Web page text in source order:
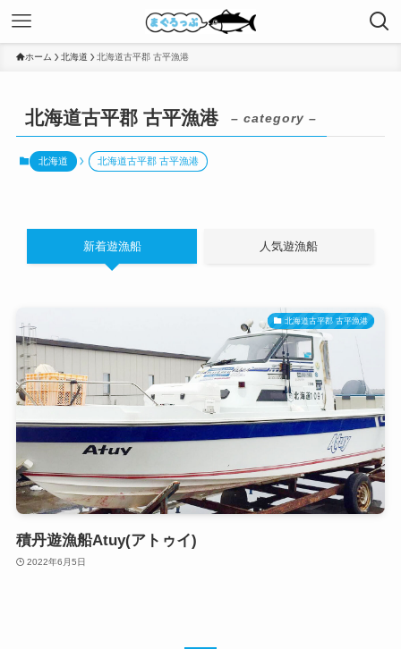
ホーム 北海道 北海道古平郡 古平漁港
北海道古平郡 古平漁港 – category –
北海道 北海道古平郡 古平漁港
新着遊漁船 人気遊漁船
北海道古平郡 古平漁港
積丹遊漁船Atuy(アトゥイ)
2022年6月5日